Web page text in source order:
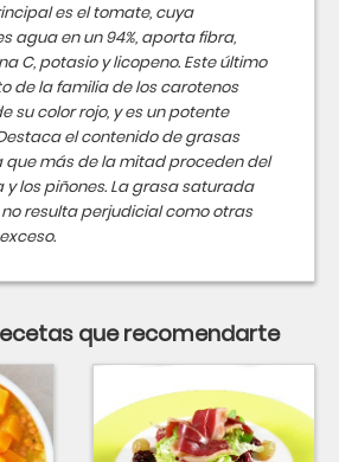
es el tomate, cuya
agua en un 94%, aporta fibra,
C, potasio y licopeno. Este último
de la familia de los carotenos
su color rojo, y es un potente
el contenido de grasas
que más de la mitad proceden del
y los piñones. La grasa saturada
resulta perjudicial como otras
que recomendarte